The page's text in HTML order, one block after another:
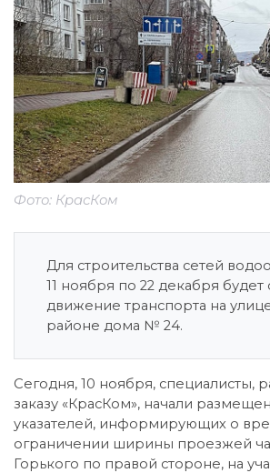
Фото: КрасКом
Для строительства сетей
11 ноября по 22 декабря
движение транспорта на
районе дома № 24.
Сегодня, 10 ноября, специалисты,
заказу «КрасКом», начали
указателей, информирующих о
ограничении ширины проезжей
Горького по правой стороне, на